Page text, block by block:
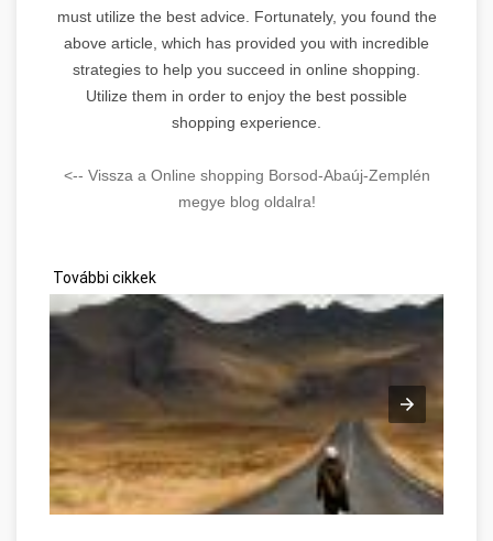
must utilize the best advice. Fortunately, you found the
above article, which has provided you with incredible
strategies to help you succeed in online shopping.
Utilize them in order to enjoy the best possible
shopping experience.
<-- Vissza a Online shopping Borsod-Abaúj-Zemplén
megye blog oldalra!
További cikkek